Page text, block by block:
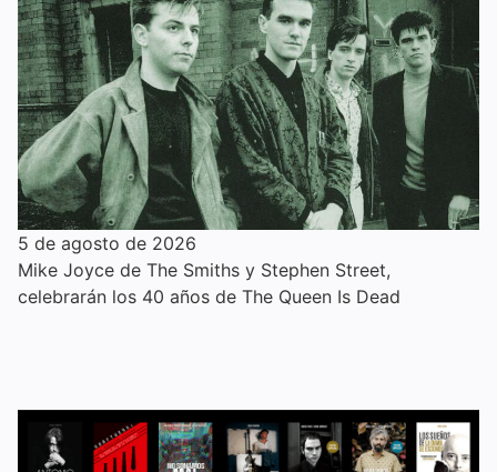
5 de agosto de 2026
Mike Joyce de The Smiths y Stephen Street,
celebrarán los 40 años de The Queen Is Dead